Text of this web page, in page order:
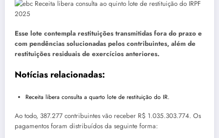
Esse lote contempla restituições transmitidas fora do prazo e
com pendências solucionadas pelos contribuintes, além de
restituições residuais de exercícios anteriores.
Notícias relacionadas:
Receita libera consulta a quarto lote de restituição do IR.
Ao todo, 387.277 contribuintes vão receber R$ 1.035.303.774. Os
pagamentos foram distribuídos da seguinte forma: